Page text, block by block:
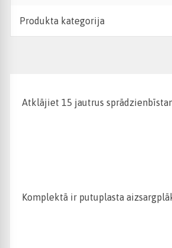
Produkta kategorija
Atklājiet 15 jautrus
Komplektā ir putuplasta